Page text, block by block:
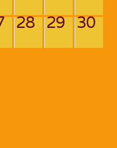
28 29 30